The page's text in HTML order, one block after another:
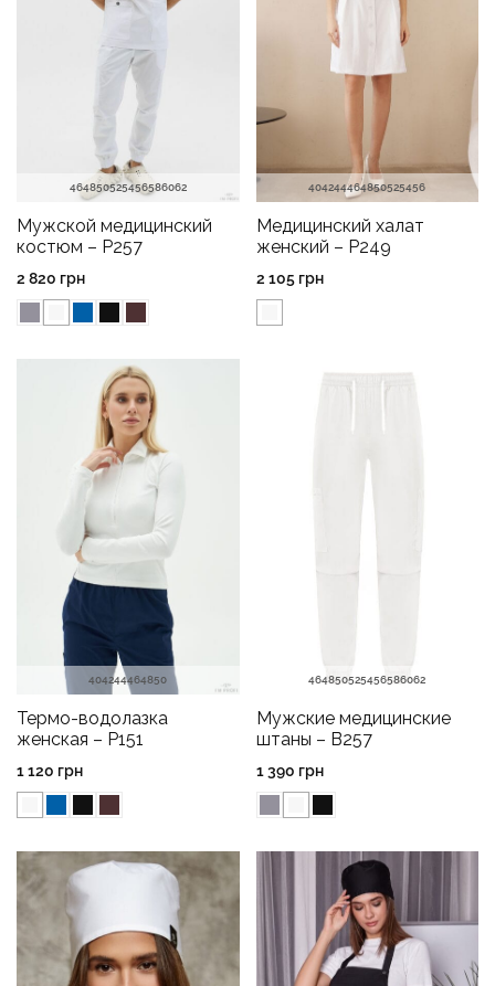
464850525456586062
Мужской медицинский
костюм – P257
2 820 грн
404244464850525456
Медицинский халат
женский – P249
2 105 грн
404244464850
Термо-водолазка
женская – P151
1 120 грн
464850525456586062
Мужские медицинские
штаны – B257
1 390 грн